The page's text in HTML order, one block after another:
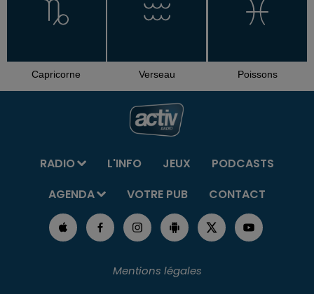
Capricorne Verseau Poissons
RADIO L'INFO JEUX
PODCASTS
AGENDA
VOTRE PUB CONTACT
Mentions légales